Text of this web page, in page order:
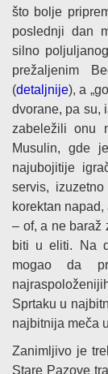
što bolje
poslednji dan
silno
prežaljenim
(detaljnije), a
dvorane, pa su,
zabeležili onu
Musulin, gde
najubojitije
servis,
korektan
– of, a ne baraž
biti u eliti. Na
mogao da
Sprtaku u
najbitnija meča
Zanimljivo je
Stare Pazove